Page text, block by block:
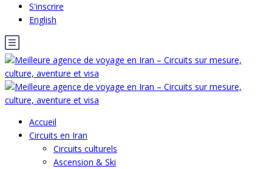
S'inscrire
English
Accueil
Circuits en Iran
Circuits culturels
Ascension & Ski